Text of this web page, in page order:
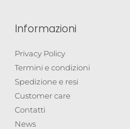
Informazioni
Privacy Policy
Termini e condizioni
Spedizione e resi
Customer care
Contatti
News